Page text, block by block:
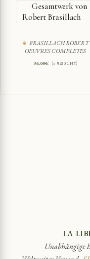
Gesamtwerk von
Robert Brasillach
BRASILLACH ROBERT
OEUVRES COMPLETES
36,00€ (≈ ¥280 CNY)
LA
Unabhängige